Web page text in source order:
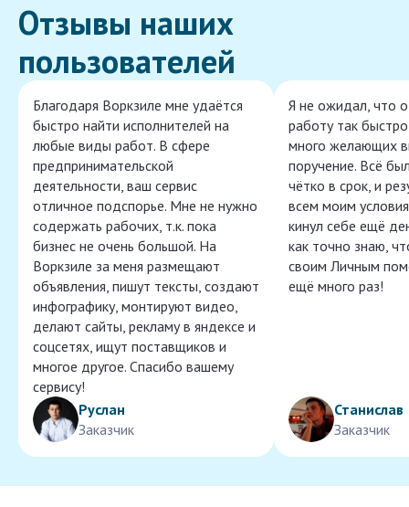
Отзывы наших
пользователей
Благодаря Воркзиле мне удаётся
быстро найти исполнителей на
любые виды работ. В сфере
предпринимательской
деятельности, ваш сервис
отличное подспорье. Мне не нужно
содержать рабочих, т.к. пока
бизнес не очень большой. На
Воркзиле за меня размещают
объявления, пишут тексты, создают
инфографику, монтируют видео,
делают сайты, рекламу в яндексе и
соцсетях, ищут поставщиков и
многое другое. Спасибо вашему
сервису!
Руслан
Заказчик
Я не ожидал, что
работу так
много желающих
поручение. Всё
чётко в срок, и
всем моим
кинул себе ещё
как точно знаю,
своим Личным
ещё много раз!
Станислав
Заказчик